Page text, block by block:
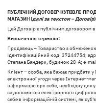
ПУБЛІЧНИЙ ДОГОВІР КУПІВЛІ-
МАГАЗИН (далі за текстом – Договір)
Цей Договір є публічним договором
Визначення термінів:
Продавець – Товариство з
ідентифікаційний код: 37244754;
Степана Бандери, будинок 28-А; e-
Клієнт – особа, яка бажає придбати
електронної угоди через Інтернет-
інформацію про себе, необхідну для
за допомогою електронного
себе в інформаційній системі, як